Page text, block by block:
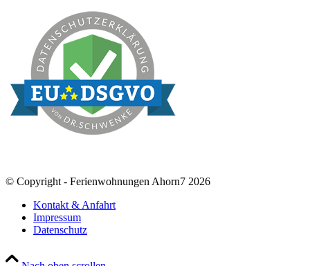
© Copyright - Ferienwohnungen Ahorn7 2026
Kontakt & Anfahrt
Impressum
Datenschutz